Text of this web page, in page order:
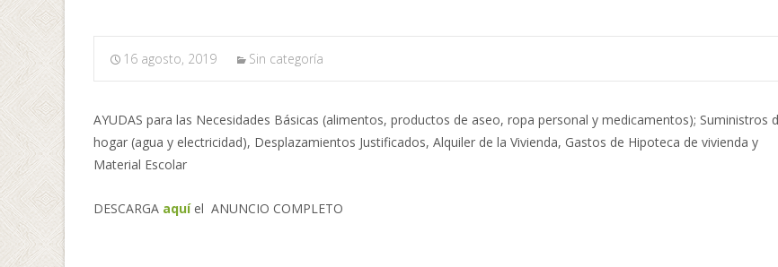
16 agosto, 2019 Sin categoría
AYUDAS para las Necesidades Básicas (alimentos, productos de aseo, ropa personal y medicamentos); Suministros
hogar (agua y electricidad), Desplazamientos Justificados, Alquiler de la Vivienda, Gastos de Hipoteca de vivienda y
Material Escolar
DESCARGA aquí el ANUNCIO COMPLETO